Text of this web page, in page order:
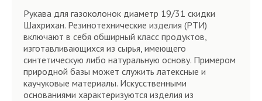
Рукава для газоколонок диаметр 19/31 скидки
Шахрихан. Резинотехнические изделия (РТИ)
включают в себя обширный класс продуктов,
изготавливающихся из сырья, имеющего
синтетическую либо натуральную основу. Примером
природной базы может служить латексные и
каучуковые материалы. Искусственными
основаниями характеризуются изделия из